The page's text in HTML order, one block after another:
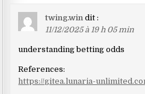
twing.win dit :
11/12/2025 à 19 h 05 min
understanding betting odds
References:
https://gitea.lunaria-